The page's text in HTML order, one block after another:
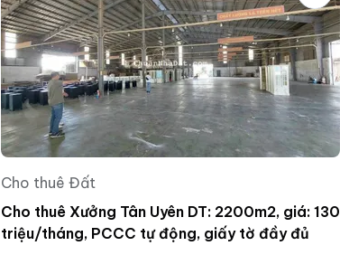
Cho thuê Đất
Cho thuê Xưởng Tân Uyên DT: 2200m2, giá: 130
triệu/tháng, PCCC tự động, giấy tờ đầy đủ